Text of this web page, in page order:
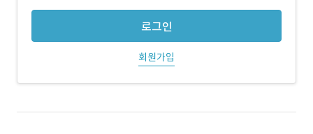
로그인
회원가입